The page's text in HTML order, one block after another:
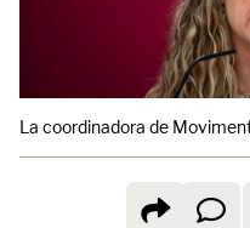
La coordinadora de